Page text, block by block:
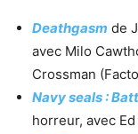
Deathgasm de
avec Milo
Crossman
Navy seals :
horreur, avec